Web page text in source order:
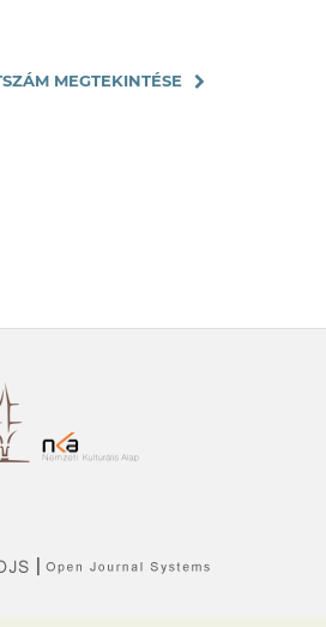
MEGTEKINTÉSE